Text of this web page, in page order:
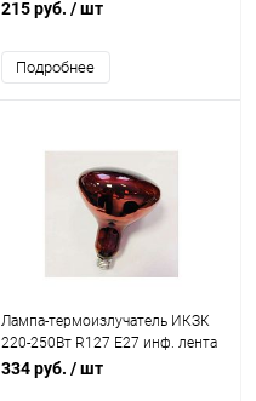
8105001
215 руб. / шт
Подробнее
Лампа-термоизлучатель ИКЗК
220-250Вт R127 E27 инф. лента
(15) КЭЛЗ 8105024
334 руб. / шт